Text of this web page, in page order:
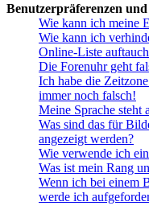
Benutzerpräferenzen und
Wie kann ich meine
Wie kann ich
Online-Liste
Die Forenuhr geht
Ich habe die
immer noch falsch!
Meine Sprache steht
Was sind das für
angezeigt werden?
Wie verwende ich
Was ist mein Rang
Wenn ich bei einem
werde ich